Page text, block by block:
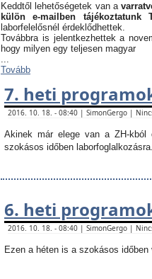
Keddtől lehetőségetek van a
külön e-mailben tájékoztatunk
laborfelelősnél érdeklődhettek.
Továbbra is jelentkezhettek a
hogy milyen egy teljesen magyar
...
Tovább
7. heti
2016. 10. 18. - 08:40 | SimonGergo |
Akinek már elege van a ZH-
szokásos időben laborfoglalkozásra.
6. heti
2016. 10. 18. - 08:40 | SimonGergo |
Ezen a héten is a szokásos